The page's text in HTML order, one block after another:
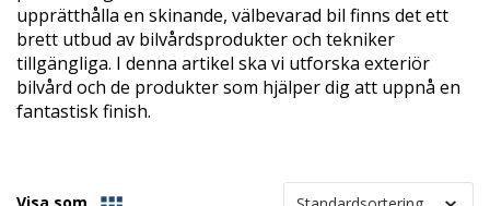
upprätthålla en skinande, välbevarad bil finns det ett
brett utbud av bilvårdsprodukter och tekniker
tillgängliga. I denna artikel ska vi utforska exteriör
bilvård och de produkter som hjälper dig att uppnå en
fantastisk finish.
Visa som